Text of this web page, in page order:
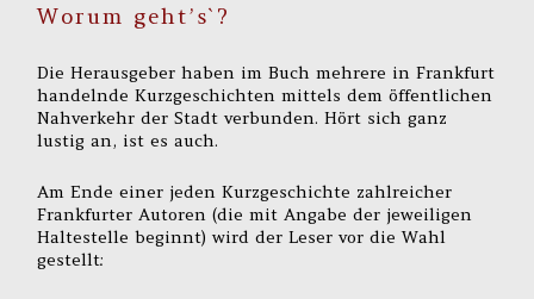
Worum geht’s`?
Die Herausgeber haben im Buch mehrere in Frankfurt
handelnde Kurzgeschichten mittels dem öffentlichen
Nahverkehr der Stadt verbunden. Hört sich ganz
lustig an, ist es auch.
Am Ende einer jeden Kurzgeschichte zahlreicher
Frankfurter Autoren (die mit Angabe der jeweiligen
Haltestelle beginnt) wird der Leser vor die Wahl
gestellt: